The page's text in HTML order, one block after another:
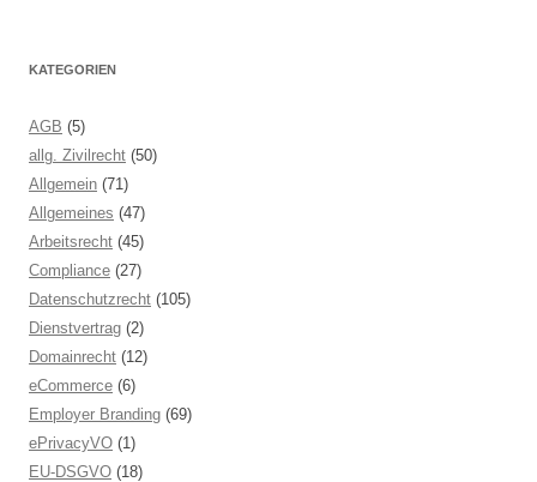
KATEGORIEN
AGB (5)
allg. Zivilrecht (50)
Allgemein (71)
Allgemeines (47)
Arbeitsrecht (45)
Compliance (27)
Datenschutzrecht (105)
Dienstvertrag (2)
Domainrecht (12)
eCommerce (6)
Employer Branding (69)
ePrivacyVO (1)
EU-DSGVO (18)